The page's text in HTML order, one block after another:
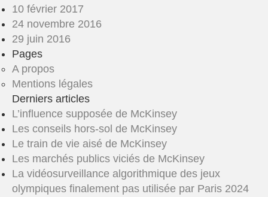
10 février 2017
24 novembre 2016
29 juin 2016
Pages
A propos
Mentions légales
Derniers articles
L’influence supposée de McKinsey
Les conseils hors-sol de McKinsey
Le train de vie aisé de McKinsey
Les marchés publics viciés de McKinsey
La vidéosurveillance algorithmique des jeux
olympiques finalement pas utilisée par Paris 2024